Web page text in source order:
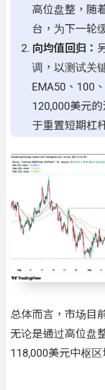
高位盘整，随
台，为下一轮
向均值回归：
调，以测试关
EMA50、100
120,000美元
于重置短期杠
总体而言，市场目
无论是通过高位盘
118,000美元中枢